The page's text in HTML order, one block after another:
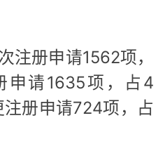
注册申请1562项，
申请1635项，占4
册申请724项，占